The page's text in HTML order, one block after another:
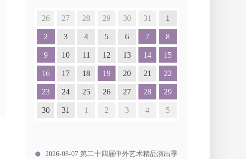
26 27 28 29 30 31 1
2 3 4 5 6 7 8
9 10 11 12 13 14 15
16 17 18 19 20 21 22
23 24 25 26 27 28 29
30 31 1 2 3 4 5
2026-08-07 第二十四届中外艺术精品演出季